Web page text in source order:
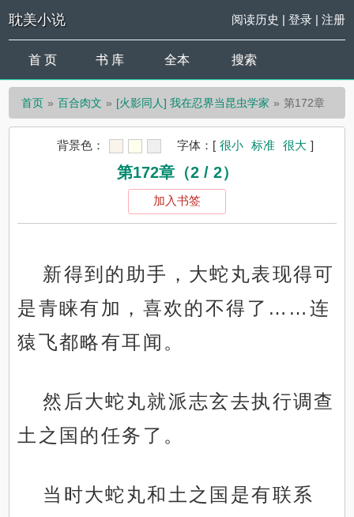
耽美小说 阅读历史 | 登录| 注册
首 页 书 库 全本 搜索
首页 百合肉文 [火影同人] 我在忍界当昆虫学家 第172章
背景色： 字体： [ 很小 标准 很大 ]
第172章（2 / 2）
加入书签
新得到的助手，大蛇丸表现得可
是青睐有加，喜欢的不得了……连
猿飞都略有耳闻。
然后大蛇丸就派志玄去执行调查
土之国的任务了。
当时大蛇丸和土之国是有联系